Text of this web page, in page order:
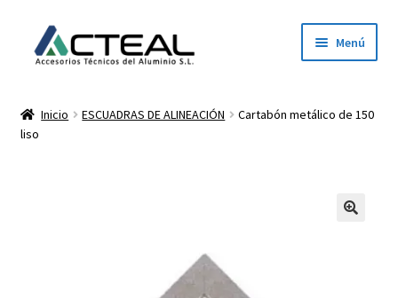
Menú
Productos
Inicio ESCUADRAS DE ALINEACIÓN
Cartabón metálico de 150
liso